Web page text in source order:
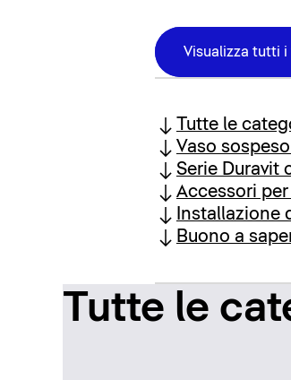
Visualizza tutti i
Tutte le
Vaso
Serie Duravit
Accessori per
Installazione
Buono a
Tutte le